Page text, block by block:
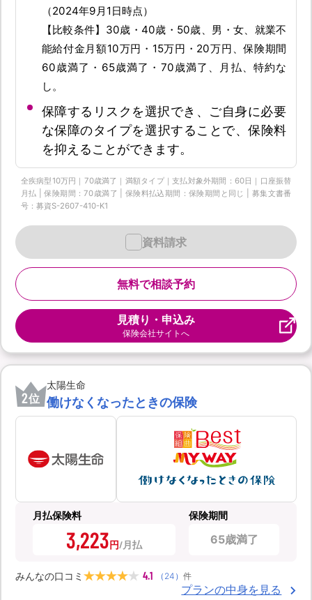
（2024年9月1日時点）
【比較条件】30歳・40歳・50歳、男・女、就業不
能給付金月額10万円・15万円・20万円、保険期間
60歳満了・65歳満了・70歳満了、月払、特約な
し。
保障するリスクを選択でき、ご自身に必要
な保障のタイプを選択することで、保険料
を抑えることができます。
全疾病型10万円｜70歳満了｜満額タイプ｜支払対象外期間：60日｜口座振替
月払 | 保険期間：70歳満了 | 保険料払込期間：保険期間と同じ | 募集文書番
号：募資S-2607-410-K1
無料で相談予約
資料請求
見積り・申込み
保険会社サイトへ
2位
太陽生命
働けなくなったときの保険
月払保険料
3,223円
保険期間
65歳満了
みんなの口コミ 4.1 （ 24 ） 件
プランの中身を見る